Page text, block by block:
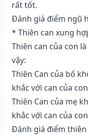
rất tốt.
Đánh giá điểm ngũ
* Thiên can xung
Thiên can của con
vậy:
Thiên Can của bố
khắc với can của
Thiên Can của mẹ
khắc với can của
Đánh giá điểm